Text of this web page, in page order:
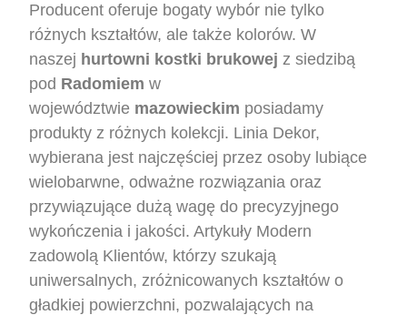
Producent oferuje bogaty wybór nie tylko
różnych kształtów, ale także kolorów. W
naszej hurtowni kostki brukowej z siedzibą
pod Radomiem w
województwie mazowieckim posiadamy
produkty z różnych kolekcji. Linia Dekor,
wybierana jest najczęściej przez osoby lubiące
wielobarwne, odważne rozwiązania oraz
przywiązujące dużą wagę do precyzyjnego
wykończenia i jakości. Artykuły Modern
zadowolą Klientów, którzy szukają
uniwersalnych, zróżnicowanych kształtów o
gładkiej powierzchni, pozwalających na